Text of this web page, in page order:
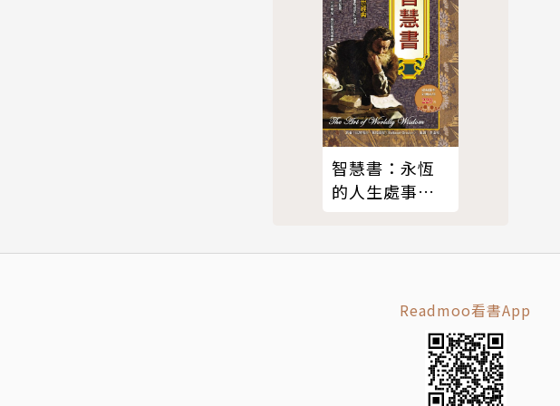
，都透露出太多的訊息甚至祕
何以討人喜歡的方式展現自
人心，更重要的是，也讓自己
智慧書：永恆
的人生處事經
Readmoo看書App